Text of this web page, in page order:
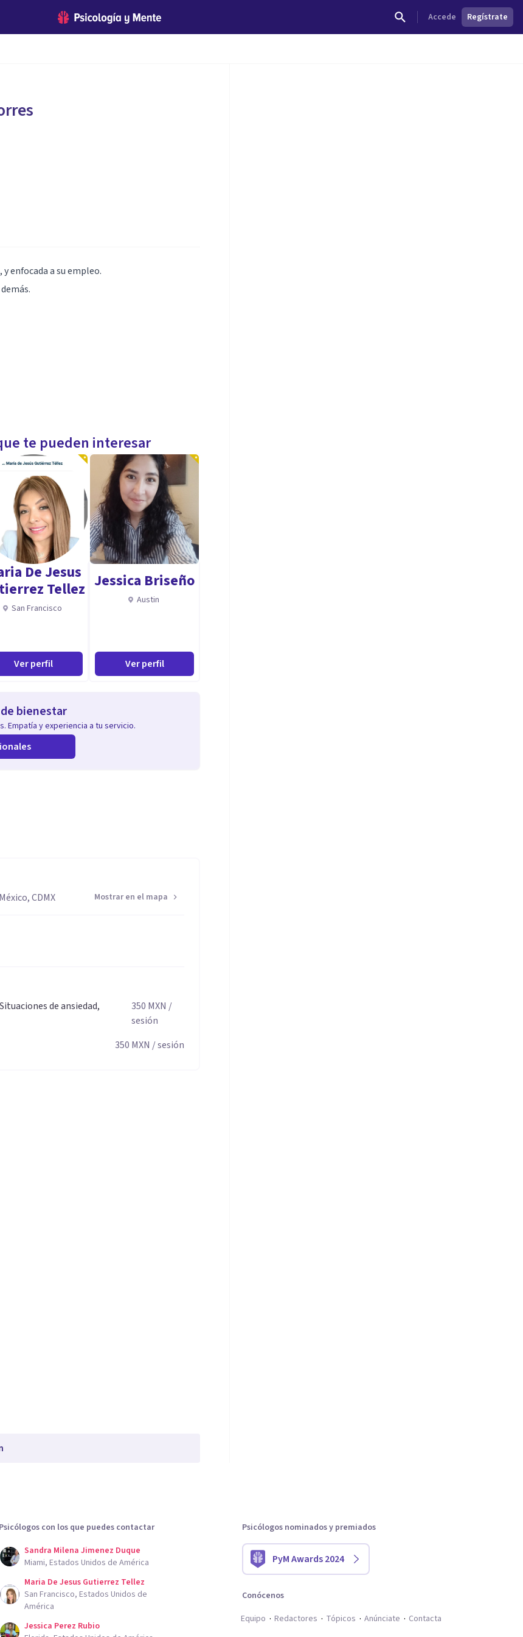
Accede Regístrate
enfocada a su empleo.
te pueden interesar
De Jesus
Tellez
San Francisco
Ver perfil
Jessica Briseño
Austin
Ver perfil
bienestar
Empatía y experiencia a tu servicio.
CDMX
Mostrar en el mapa
de ansiedad,
350 MXN /
sesión
350 MXN / sesión
Psicólogos con los que puedes contactar
Sandra Milena Jimenez Duque
Miami, Estados Unidos de América
Maria De Jesus Gutierrez Tellez
San Francisco, Estados Unidos de
América
Jessica Perez Rubio
Psicólogos nominados y premiados
PyM Awards 2024
Conócenos
Equipo
Redactores Tópicos Anúnciate Contacta